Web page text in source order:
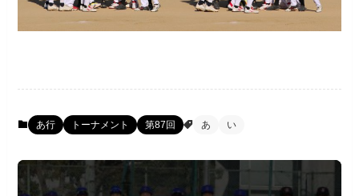
あ行 トーナメント 第87回 あ い